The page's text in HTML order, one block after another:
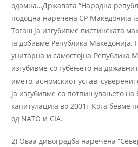
одамна…Државата “Народна
подоцна наречена СР Македонија
Тогаш ја изгубивме вистинската
ја добивме Република Македонија.
унитарна и самостојна Република
изгубивме со губењето на
името, асномскиот устав,
ја изгубивме со потпишувањето на
капитулација во 2001г Кога бевме
од NATO и CIA.
2) Оваа дивоградба наречена